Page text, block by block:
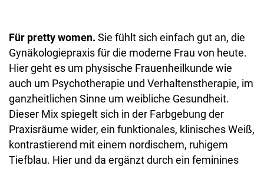
Für pretty women. Sie fühlt sich einfach gut an, die
Gynäkologiepraxis für die moderne Frau von heute.
Hier geht es um physische Frauenheilkunde wie
auch um Psychotherapie und Verhaltenstherapie, im
ganzheitlichen Sinne um weibliche Gesundheit.
Dieser Mix spiegelt sich in der Farbgebung der
Praxisräume wider, ein funktionales, klinisches Weiß,
kontrastierend mit einem nordischem, ruhigem
Tiefblau. Hier und da ergänzt durch ein feminines